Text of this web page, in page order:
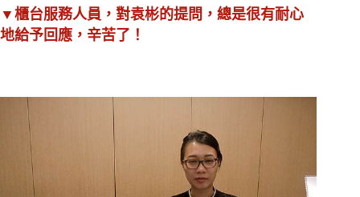
▼櫃台服務人員，對袁彬的提問，總是很有耐心
地給予回應，辛苦了！